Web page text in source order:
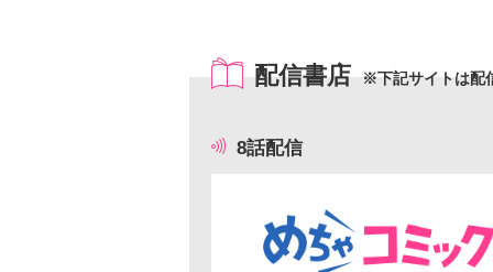
配信書店 ※下記サイトは配
8話配信